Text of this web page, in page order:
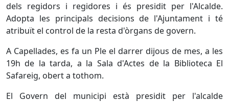
dels regidors i regidores i és presidit per l'Alcalde.
Adopta les principals decisions de l'Ajuntament i té
atribuït el control de la resta d'òrgans de govern.
A Capellades, es fa un Ple el darrer dijous de mes, a les
19h de la tarda, a la Sala d'Actes de la Biblioteca El
Safareig, obert a tothom.
El Govern del municipi està presidit per l'alcalde